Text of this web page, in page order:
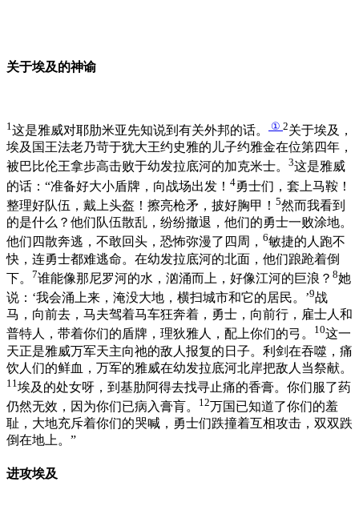
关于埃及的神谕
1 这是雅威对耶肋米亚先知说到有关外邦的话。 ① 2关于埃及，
埃及国王法老乃苛于犹大王约史雅的儿子约雅金在位第四年，
被巴比伦王拿步高击败于幼发拉底河的加克米士。 3这是雅威
的话：“准备好大小盾牌，向战场出发！ 4勇士们，套上马鞍！
整理好队伍，戴上头盔！擦亮枪矛，披好胸甲！ 5然而我看到
的是什么？他们队伍散乱，纷纷撤退，他们的勇士一败涂地。
他们四散奔逃，不敢回头，恐怖弥漫了四周， 6敏捷的人跑不
快，连勇士都难逃命。在幼发拉底河的北面，他们踉跄着倒
下。 7谁能像那尼罗河的水，汹涌而上，好像江河的巨浪？ 8她
说：‘我会涌上来，淹没大地，横扫城市和它的居民。’9战
马，向前去，马夫驾着马车狂奔着，勇士，向前行，雇士人和
普特人，带着你们的盾牌，理狄雅人，配上你们的弓。
10这一
天正是雅威万军天主向祂的敌人报复的日子。利剑在吞噬，痛
饮人们的鲜血，万军的雅威在幼发拉底河北岸把敌人当祭献。
11 埃及的处女呀，到基肋阿得去找寻止痛的香膏。你们服了药
仍然无效，因为你们已病入膏肓。
12万国已知道了你们的羞
耻，大地充斥着你们的哭喊，勇士们跌撞着互相攻击，双双跌
倒在地上。”
进攻埃及